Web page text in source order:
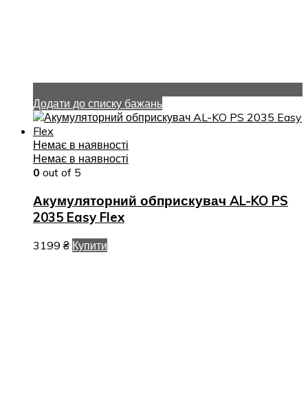
Додати до списку бажань
Немає в наявності
Немає в наявності
0 out of 5
Акумуляторний обприскувач AL-KO PS
2035 Easy Flex
3199 ₴ Купити